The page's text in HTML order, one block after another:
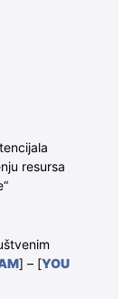
resursa
] – [YOU